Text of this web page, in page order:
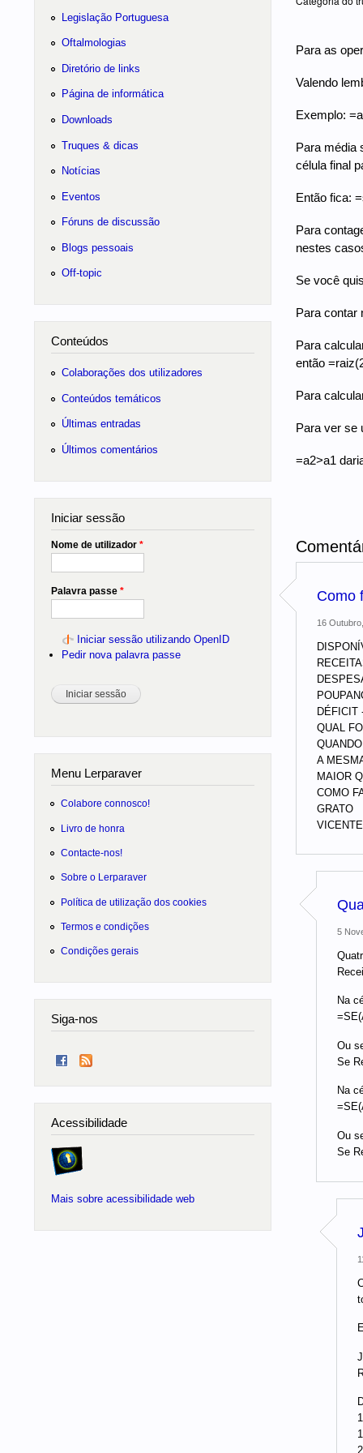
Para as
Valendo
Exemplo:
Para média
célula final
Então fica:
Para
nestes
Se você
Para contar
Para
então
Para
Para ver se
=a2>a1
Como
16
DÉFICIT
QUAL
A
MAIOR
COMO
GRATO
VICENTE
5
Na
Ou
Se
Na
Ou
Se
Legislação Portuguesa
Oftalmologias
Diretório de links
Página de informática
Downloads
Truques & dicas
Notícias
Eventos
Fóruns de discussão
Blogs pessoais
Off-topic
Conteúdos
Colaborações dos utilizadores
Conteúdos temáticos
Últimas entradas
Últimos comentários
Iniciar sessão
Nome de utilizador *
Palavra passe *
Iniciar sessão utilizando OpenID
Pedir nova palavra passe
Menu Lerparaver
Colabore connosco!
Livro de honra
Contacte-nos!
Sobre o Lerparaver
Política de utilização dos cookies
Termos e condições
Condições gerais
Siga-nos
Acessibilidade
Mais sobre acessibilidade web